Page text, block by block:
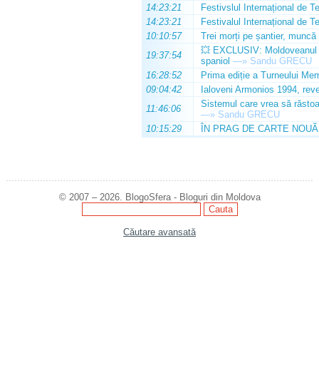
14:23:21
Festivslul Internațional de
14:23:21
Festivalul Internațional de
10:10:57
Trei morți pe șantier, muncă
19:37:54
💥 EXCLUSIV:
spaniol —» Sandu GRECU
16:28:52
Prima ediție a Turneului
09:04:42
Ialoveni Armonios 1994,
11:46:06
Sistemul care vrea să
—» Sandu GRECU
10:15:29
ÎN PRAG DE CARTE NOUĂ
© 2007 – 2026. BlogoSfera - Bloguri din Moldova
Căutare avansată